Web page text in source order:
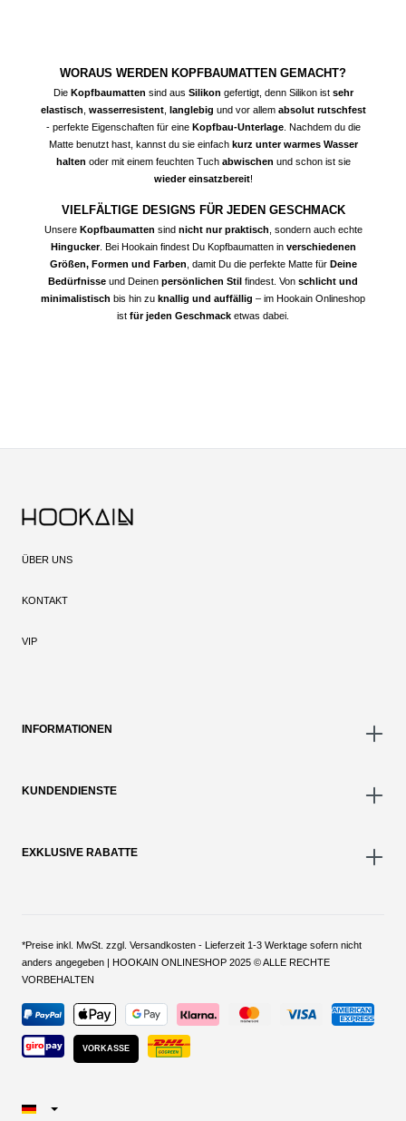
WORAUS WERDEN KOPFBAUMATTEN GEMACHT?
Die Kopfbaumatten sind aus Silikon gefertigt, denn Silikon ist sehr
elastisch wasserresistent, langlebig und vor allem absolut rutschfest
- perfekte Eigenschaften für eine Kopfbau-Unterlage. Nachdem du die
Matte benutzt hast, kannst du sie einfachkurz unter warmes Wasser
halten oder mit einem feuchten Tuch abwischen und schon ist sie
wieder einsatzbereit!
VIELFÄLTIGE DESIGNS FÜR JEDEN GESCHMACK
Unsere Kopfbaumatten sind nicht nur praktisch , sondern auch echte
Hingucker. Bei Hookain findest Du Kopfbaumatten inverschiedenen
Größen, Formen und Farben , damit Du die perfekte Matte für Deine
Bedürfnisse und Deinen persönlichen Stil findest. Von schlicht und
minimalistisch bis hin zu knallig und auffällig – im Hookain Onlineshop
ist für jeden Geschmack etwas dabei.
ÜBER UNS
KONTAKT
VIP
INFORMATIONEN
KUNDENDIENSTE
EXKLUSIVE RABATTE
*Preise inkl. MwSt. zzgl. Versandkosten - Lieferzeit 1-3 Werktage sofern nicht
anders angegeben | HOOKAIN ONLINESHOP 2025 © ALLE RECHTE
VORBEHALTEN
VORKASSE